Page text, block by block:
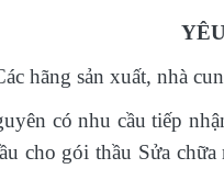
hãng sản xuất, nhà
có nhu cầu tiếp
cho gói thầu Sửa